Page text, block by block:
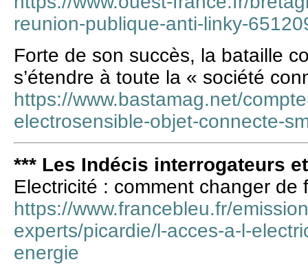
reunion-publique-anti-linky-
Forte de son succès, la bataille
s’étendre à toute la « société
https://www.bastamag.net/
electrosensible-objet-connecte-
*** Les Indécis interrogateurs
Electricité : comment changer de
https://www.francebleu.fr/
experts/picardie/l-acces-a-l-
energie